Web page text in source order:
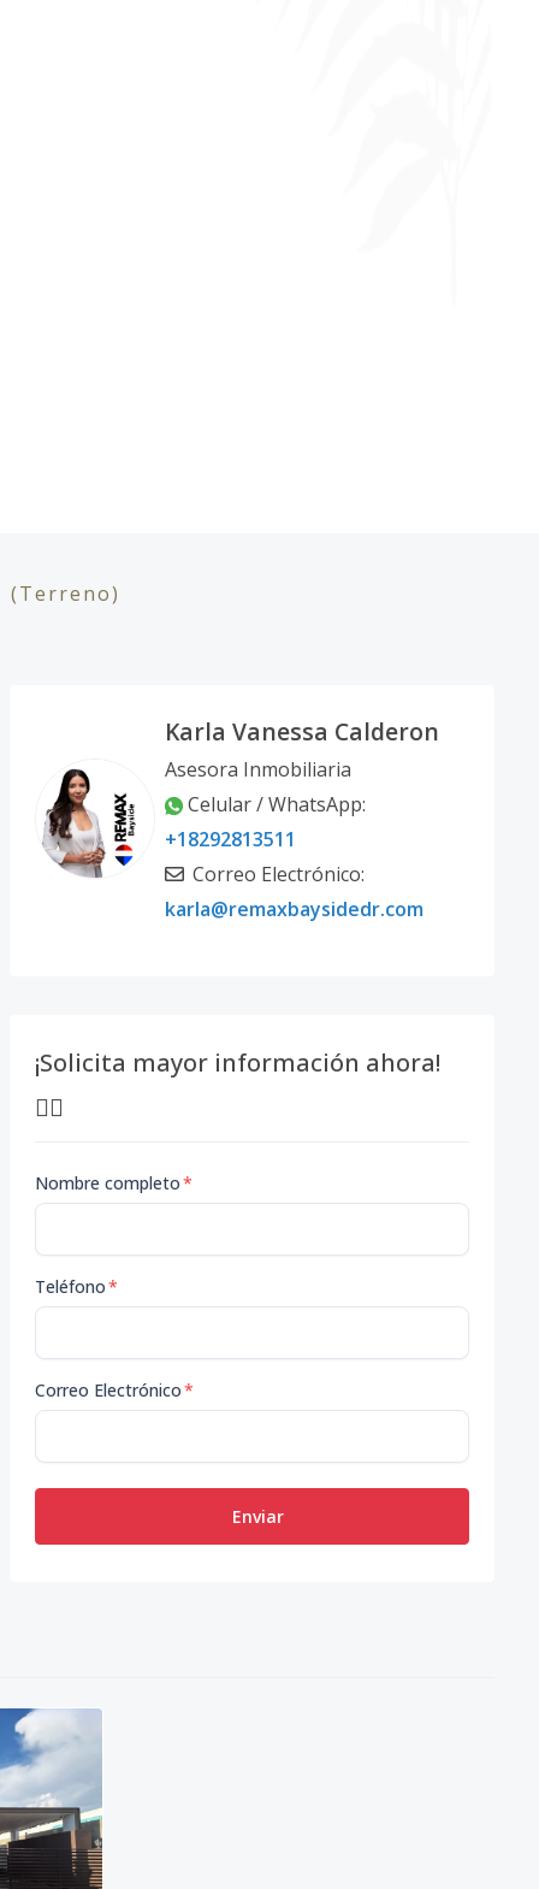
(Terreno)
Karla Vanessa Calderon
Asesora Inmobiliaria
Celular / WhatsApp:
+18292813511
Correo Electrónico:
karla@remaxbaysidedr.com
¡Solicita mayor información ahora!
👇🏽
Nombre completo*
Teléfono*
Correo Electrónico*
Enviar